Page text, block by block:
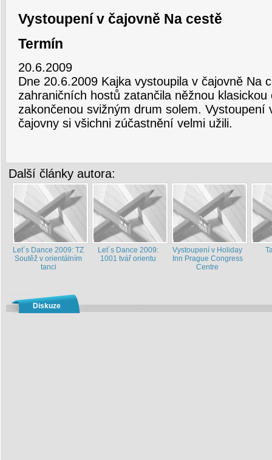
Vystoupení v čajovně Na cestě
Termín
20.6.2009
Dne 20.6.2009 Kajka vystoupila v čajovně Na
zahraničních hostů zatančila něžnou klasickou
zakončenou svižným drum solem. Vystoupení
čajovny si všichni zúčastnění velmi užili.
Další články autora:
Let´s Dance 2009: TZ
Soutěž v orientálním
tanci
Let´s Dance 2009:
1001 tvář orientu
Vystoupení v Holiday
Inn Prague Congress
Centre
Diskuze